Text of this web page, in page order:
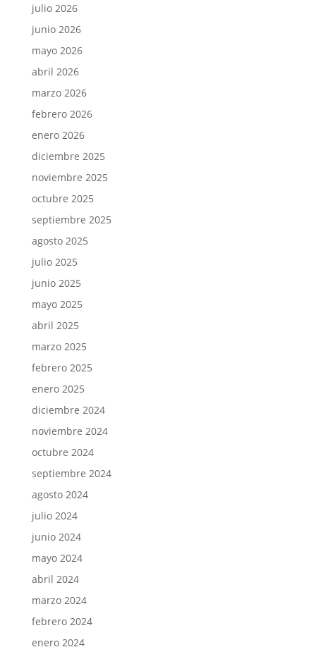
julio 2026
junio 2026
mayo 2026
abril 2026
marzo 2026
febrero 2026
enero 2026
diciembre 2025
noviembre 2025
octubre 2025
septiembre 2025
agosto 2025
julio 2025
junio 2025
mayo 2025
abril 2025
marzo 2025
febrero 2025
enero 2025
diciembre 2024
noviembre 2024
octubre 2024
septiembre 2024
agosto 2024
julio 2024
junio 2024
mayo 2024
abril 2024
marzo 2024
febrero 2024
enero 2024